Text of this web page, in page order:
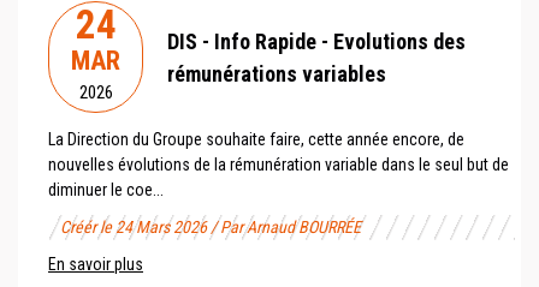
24
MAR
2026
DIS - Info Rapide - Evolutions des
rémunérations variables
La Direction du Groupe souhaite faire, cette année encore, de
nouvelles évolutions de la rémunération variable dans le seul but de
diminuer le coe...
Créér le 24 Mars 2026 / Par Arnaud BOURRÉE
En savoir plus